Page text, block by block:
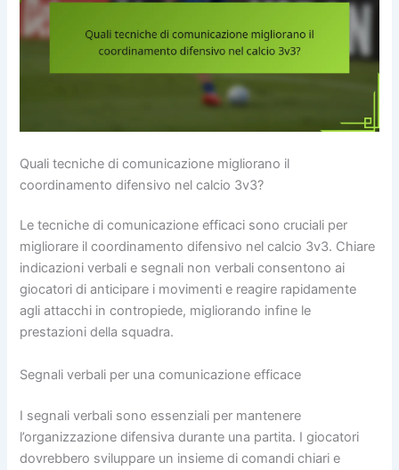
Quali tecniche di comunicazione migliorano il
coordinamento difensivo nel calcio 3v3?
Le tecniche di comunicazione efficaci sono cruciali per
migliorare il coordinamento difensivo nel calcio 3v3. Chiare
indicazioni verbali e segnali non verbali consentono ai
giocatori di anticipare i movimenti e reagire rapidamente
agli attacchi in contropiede, migliorando infine le
prestazioni della squadra.
Segnali verbali per una comunicazione efficace
I segnali verbali sono essenziali per mantenere
l’organizzazione difensiva durante una partita. I giocatori
dovrebbero sviluppare un insieme di comandi chiari e